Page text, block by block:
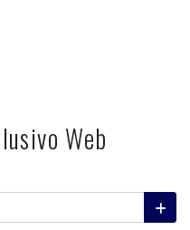
Web